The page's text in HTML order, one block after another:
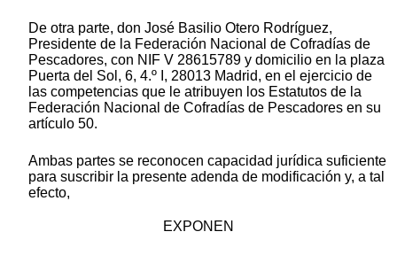
De otra parte, don José Basilio Otero Rodríguez,
Presidente de la Federación Nacional de Cofradías de
Pescadores, con NIF V 28615789 y domicilio en la plaza
Puerta del Sol, 6, 4.º I, 28013 Madrid, en el ejercicio de
las competencias que le atribuyen los Estatutos de la
Federación Nacional de Cofradías de Pescadores en su
artículo 50.
Ambas partes se reconocen capacidad jurídica suficiente
para suscribir la presente adenda de modificación y, a tal
efecto,
EXPONEN